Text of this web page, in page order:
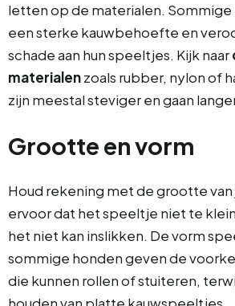
letten op de materialen.
een sterke kauwbehoefte en
schade aan hun speeltjes. Kijk naar
materialenzoals rubber, nylon of
zijn meestal steviger en gaan
Grootte en vorm
Houd rekening met de grootte van
ervoor dat het speeltje niet te
het niet kan inslikken. De vorm
sommige honden geven de
die kunnen rollen of stuiteren,